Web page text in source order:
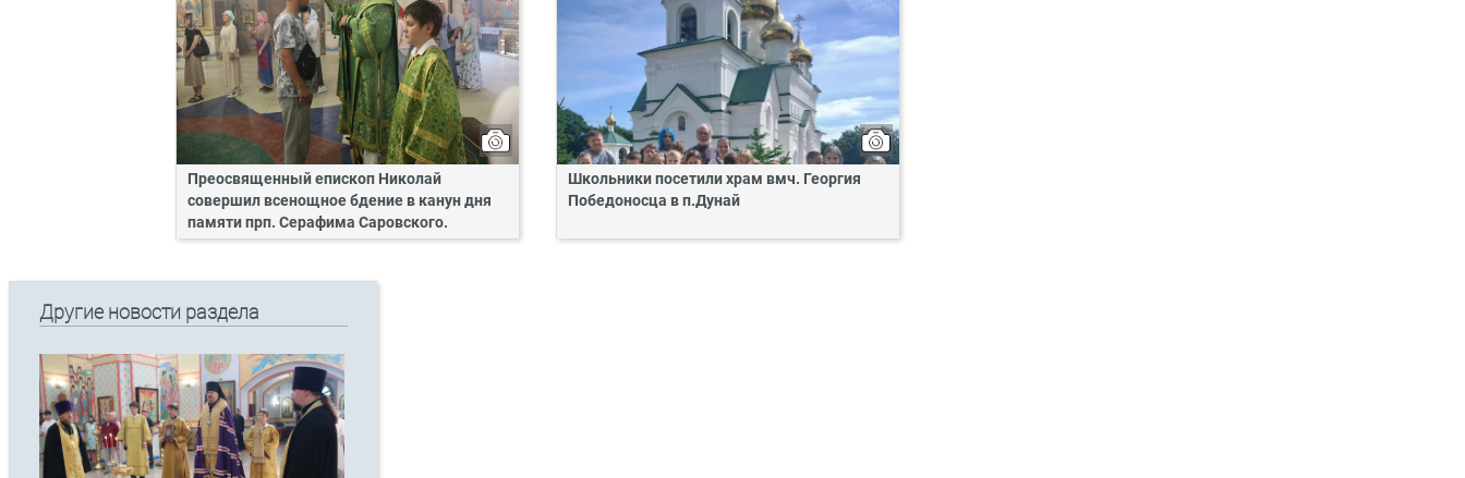
Преосвященный епископ Николай
совершил всенощное бдение в канун дня
памяти прп. Серафима Саровского.
Школьники посетили храм вмч. Георгия
Победоносца в п.Дунай
Другие новости раздела